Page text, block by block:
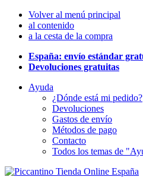
Volver al menú principal
al contenido
a la cesta de la compra
España: envío estándar
Devoluciones gratuitas
Ayuda
¿Dónde está mi pedido?
Devoluciones
Gastos de envío
Métodos de pago
Contacto
Todos los temas de